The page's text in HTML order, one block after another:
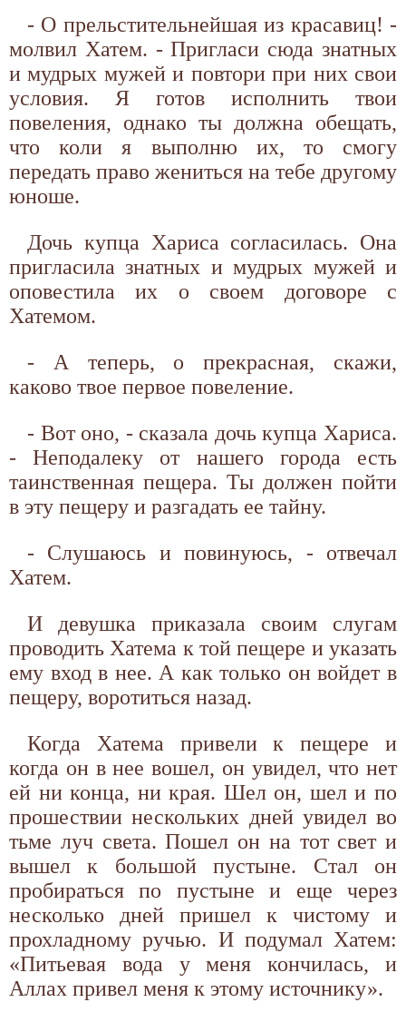
- О прельстительнейшая из красавиц! -
молвил Хатем. - Пригласи сюда знатных
и мудрых мужей и повтори при них свои
условия. Я готов исполнить твои
повеления, однако ты должна обещать,
что коли я выполню их, то смогу
передать право жениться на тебе другому
юноше.
Дочь купца Хариса согласилась. Она
пригласила знатных и мудрых мужей и
оповестила их о своем договоре с
Хатемом.
- А теперь, о прекрасная, скажи,
каково твое первое повеление.
- Вот оно, - сказала дочь купца Хариса.
- Неподалеку от нашего города есть
таинственная пещера. Ты должен пойти
в эту пещеру и разгадать ее тайну.
- Слушаюсь и повинуюсь, - отвечал
Хатем.
И девушка приказала своим слугам
проводить Хатема к той пещере и указать
ему вход в нее. А как только он войдет в
пещеру, воротиться назад.
Когда Хатема привели к пещере и
когда он в нее вошел, он увидел, что нет
ей ни конца, ни края. Шел он, шел и по
прошествии нескольких дней увидел во
тьме луч света. Пошел он на тот свет и
вышел к большой пустыне. Стал он
пробираться по пустыне и еще через
несколько дней пришел к чистому и
прохладному ручью. И подумал Хатем:
«Питьевая вода у меня кончилась, и
Аллах привел меня к этому источнику».